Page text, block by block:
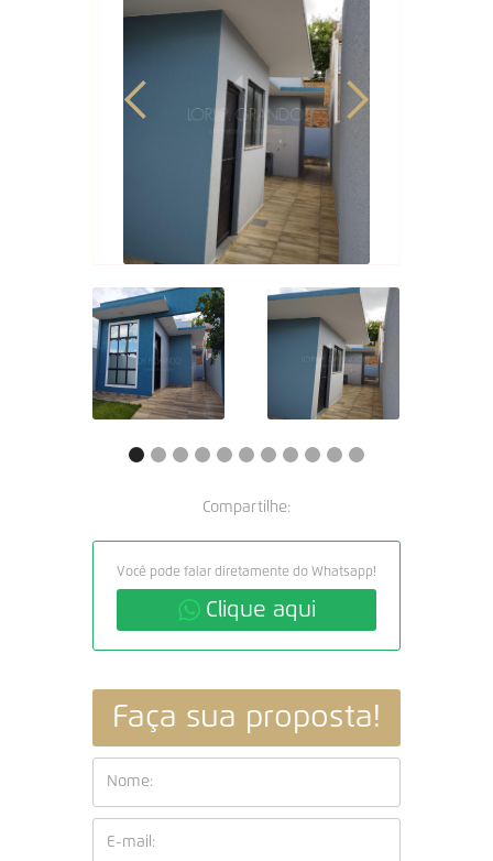
Compartilhe:
Você pode falar diretamente do Whatsapp!
Clique aqui
Faça sua proposta!